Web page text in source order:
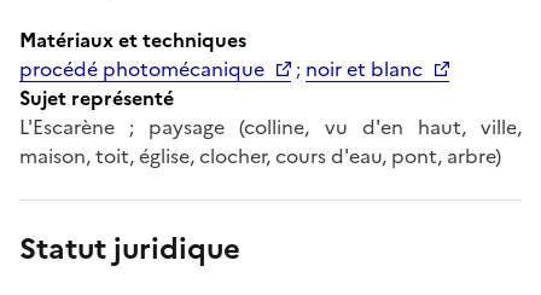
Matériaux et techniques
procédé photomécanique
; noir et blanc
Sujet représenté
L'Escarène ; paysage (colline, vu d'en haut, ville,
maison, toit, église, clocher, cours d'eau, pont, arbre)
Statut juridique